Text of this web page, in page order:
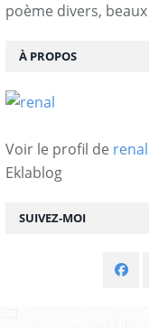
SUIVEZ-MOI
poème divers,
À PROPOS
Voir le profil de renal
Eklablog